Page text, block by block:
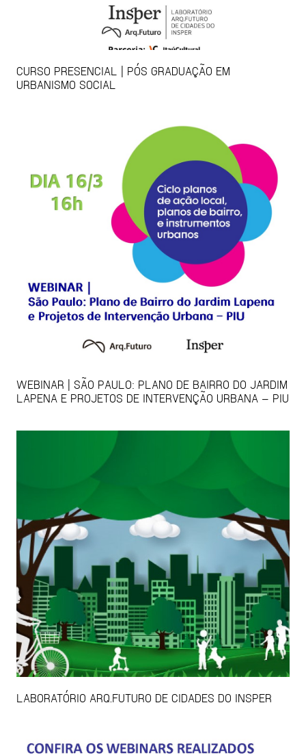
CURSO PRESENCIAL | PÓS GRADUAÇÃO EM
URBANISMO SOCIAL
WEBINAR | SÃO PAULO: PLANO DE BAIRRO DO JARDIM
LAPENA E PROJETOS DE INTERVENÇÃO URBANA – PIU
LABORATÓRIO ARQ.FUTURO DE CIDADES DO INSPER